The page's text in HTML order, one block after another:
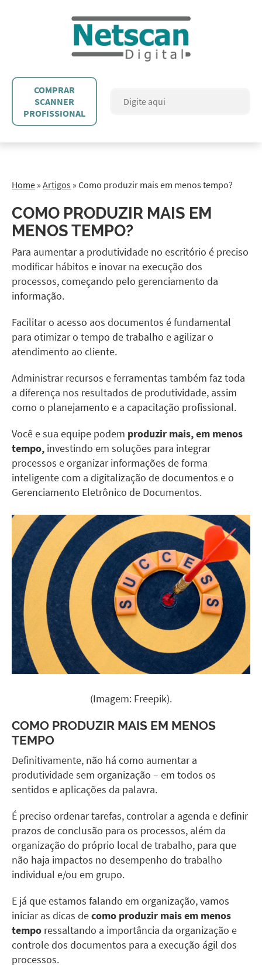
COMPRAR
SCANNER
PROFISSIONAL
Home » Artigos » Como produzir mais em menos tempo?
COMO PRODUZIR MAIS EM
MENOS TEMPO?
Para aumentar a produtividade no escritório é preciso
modificar hábitos e inovar na execução dos
processos, começando pelo gerenciamento da
informação.
Facilitar o acesso aos documentos é fundamental
para otimizar o tempo de trabalho e agilizar o
atendimento ao cliente.
Administrar recursos e ferramentas também faz toda
a diferença nos resultados de produtividade, assim
como o planejamento e a capacitação profissional.
Você e sua equipe podem produzir mais, em menos
tempo, investindo em soluções para integrar
processos e organizar informações de forma
inteligente com a digitalização de documentos e o
Gerenciamento Eletrônico de Documentos.
(Imagem: Freepik).
COMO PRODUZIR MAIS EM MENOS
TEMPO
Definitivamente, não há como aumentar a
produtividade sem organização – em todos os
sentidos e aplicações da palavra.
É preciso ordenar tarefas, controlar a agenda e definir
prazos de conclusão para os processos, além da
organização do próprio local de trabalho, para que
não haja impactos no desempenho do trabalho
individual e/ou em grupo.
E já que estamos falando em organização, vamos
iniciar as dicas decomo produzir mais em menos
tempo ressaltando a importância da organização e
controle dos documentos para a execução ágil dos
processos.